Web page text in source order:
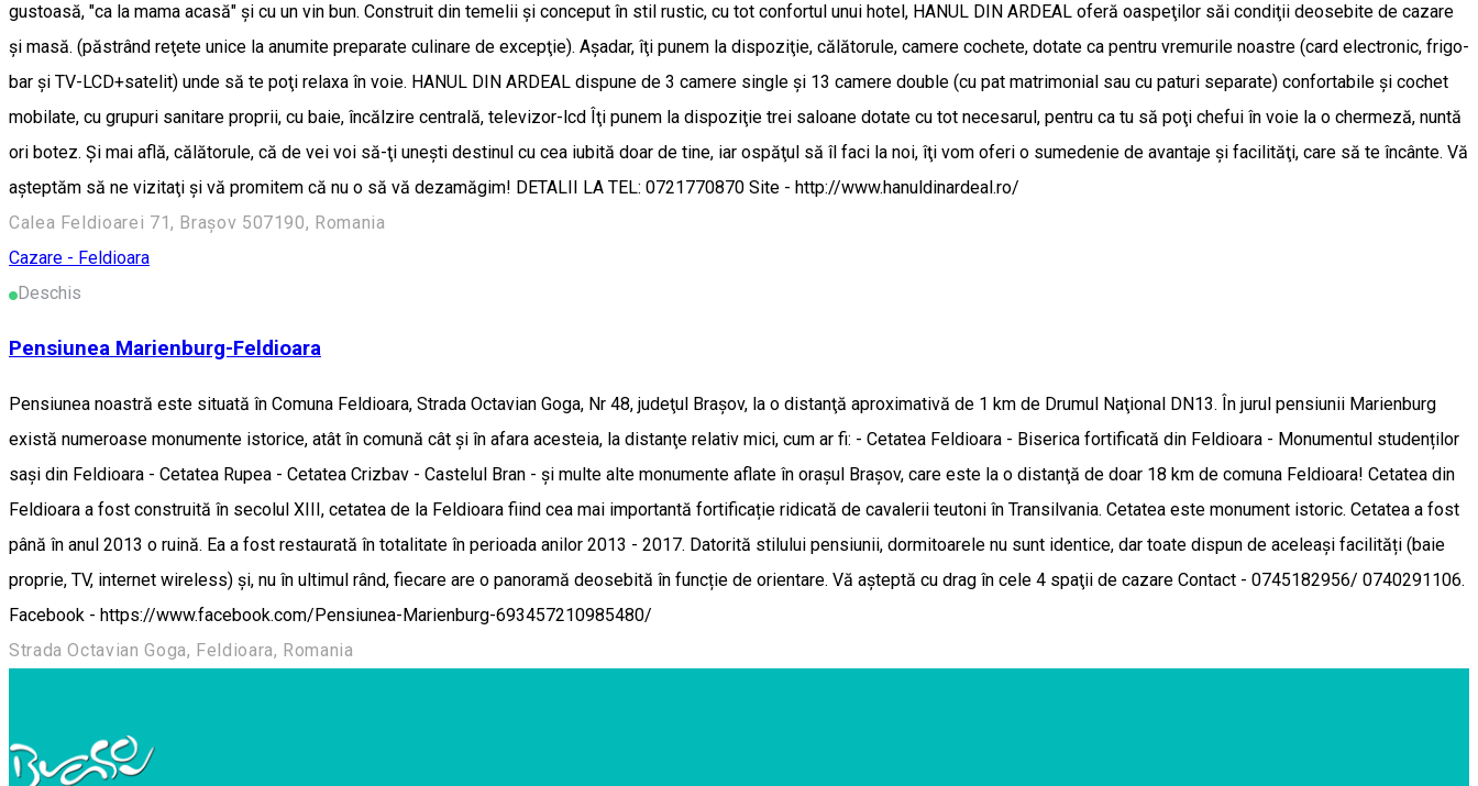
gustoasă, "ca la mama acasă" şi cu un vin bun. Construit din temelii şi conceput în stil rustic, cu tot confortul unui hotel, HANUL DIN ARDEAL oferă oaspeţilor săi condiţii deosebite de cazare
şi masă. (păstrând reţete unice la anumite preparate culinare de excepţie). Aşadar, îţi punem la dispoziţie, călătorule, camere cochete, dotate ca pentru vremurile noastre (card electronic, frigo-
bar şi TV-LCD+satelit) unde să te poţi relaxa în voie. HANUL DIN ARDEAL dispune de 3 camere single şi 13 camere double (cu pat matrimonial sau cu paturi separate) confortabile şi cochet
mobilate, cu grupuri sanitare proprii, cu baie, încălzire centrală, televizor-lcd Îţi punem la dispoziţie trei saloane dotate cu tot necesarul, pentru ca tu să poţi chefui în voie la o chermeză, nuntă
ori botez. Şi mai află, călătorule, că de vei voi să-ţi uneşti destinul cu cea iubită doar de tine, iar ospăţul să îl faci la noi, îţi vom oferi o sumedenie de avantaje şi facilităţi, care să te încânte. Vă
aşteptăm să ne vizitaţi şi vă promitem că nu o să vă dezamăgim! DETALII LA TEL: 0721770870 Site - http://www.hanuldinardeal.ro/
Calea Feldioarei 71, Brașov 507190, Romania
Cazare - Feldioara
Deschis
Pensiunea Marienburg-Feldioara
Pensiunea noastră este situată în Comuna Feldioara, Strada Octavian Goga, Nr 48, judeţul Brașov, la o distanţă aproximativă de 1 km de Drumul Naţional DN13. În jurul pensiunii Marienburg
există numeroase monumente istorice, atât în comună cât și în afara acesteia, la distanţe relativ mici, cum ar fi: - Cetatea Feldioara - Biserica fortificată din Feldioara - Monumentul studenților
sași din Feldioara - Cetatea Rupea - Cetatea Crizbav - Castelul Bran - și multe alte monumente aflate în orașul Brașov, care este la o distanţă de doar 18 km de comuna Feldioara! Cetatea din
Feldioara a fost construită în secolul XIII, cetatea de la Feldioara fiind cea mai importantă fortificație ridicată de cavalerii teutoni în Transilvania. Cetatea este monument istoric. Cetatea a fost
până în anul 2013 o ruină. Ea a fost restaurată în totalitate în perioada anilor 2013 - 2017. Datorită stilului pensiunii, dormitoarele nu sunt identice, dar toate dispun de aceleași facilități (baie
proprie, TV, internet wireless) și, nu în ultimul rând, fiecare are o panoramă deosebită în funcție de orientare. Vă aşteptă cu drag în cele 4 spaţii de cazare Contact - 0745182956/ 0740291106.
Facebook - https://www.facebook.com/Pensiunea-Marienburg-693457210985480/
Strada Octavian Goga, Feldioara, Romania